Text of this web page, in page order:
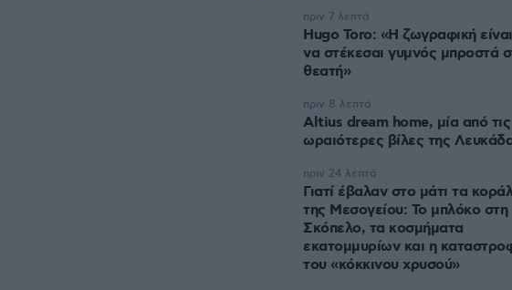
Hugo Toro: «Η ζωγραφική
να στέκεσαι γυμνός μπροστά
θεατή»
πριν 7 λεπτά
Altius dream home, μία από τις
ωραιότερες βίλες της
πριν 8 λεπτά
Γιατί έβαλαν στο μάτι τα
της Μεσογείου: Το μπλόκο στη
Σκόπελο, τα κοσμήματα
εκατομμυρίων και η
του «κόκκινου χρυσού»
πριν 24 λεπτά